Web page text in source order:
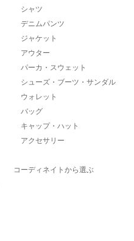
シャツ
デニムパンツ
ジャケット
アウター
パーカ・スウェット
シューズ・ブーツ・サンダル
ウォレット
バッグ
キャップ・ハット
アクセサリー
コーディネイトから選ぶ